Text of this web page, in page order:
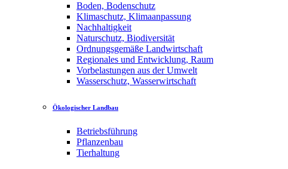
Boden, Bodenschutz
Klimaschutz, Klimaanpassung
Nachhaltigkeit
Naturschutz, Biodiversität
Ordnungsgemäße Landwirtschaft
Regionales und Entwicklung, Raum
Vorbelastungen aus der Umwelt
Wasserschutz, Wasserwirtschaft
Ökologischer Landbau
Betriebsführung
Pflanzenbau
Tierhaltung